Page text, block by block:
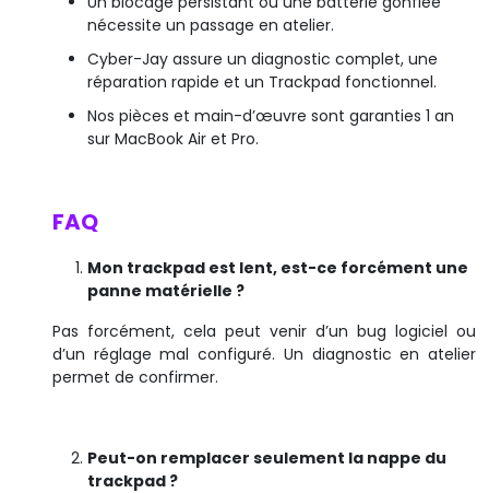
nécessite un passage en atelier.
Cyber-Jay assure un diagnostic complet, une
réparation rapide et un Trackpad fonctionnel.
Nos pièces et main-d’œuvre sont garanties 1 an
sur MacBook Air et Pro.
FAQ
Mon trackpad est lent, est-ce forcément une
panne matérielle ?
Pas forcément, cela peut venir d’un bug logiciel ou
d’un réglage mal configuré. Un diagnostic en atelier
permet de confirmer.
Peut-on remplacer seulement la nappe du
trackpad ?